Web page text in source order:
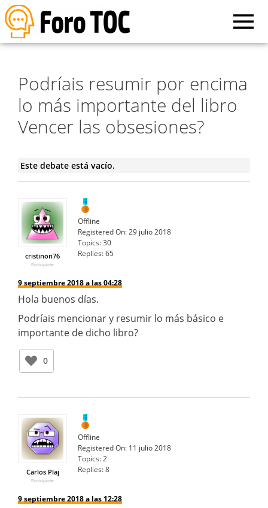
Podríais resumir por encima
lo más importante del libro
Vencer las obsesiones?
Este debate está vacío.
cristinon76
Participante
Offline
Registered On:29 julio 2018
Topics:30
Replies:65
9 septiembre 2018 a las 04:28
Hola buenos días.
Podríais mencionar y resumir lo más básico e
importante de dicho libro?
0
Carlos Plaj
Participante
Offline
Registered On: 11 julio 2018
Topics:2
Replies:8
9 septiembre 2018 a las 12:28